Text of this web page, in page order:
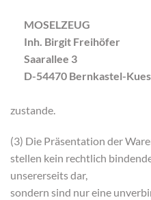
MOSELZEUG
Inh. Birgit Freihöfer
Saarallee 3
D-54470 Bernkastel-Kues
zustande.
(3) Die Präsentation der
stellen kein rechtlich
unsererseits dar,
sondern sind nur eine